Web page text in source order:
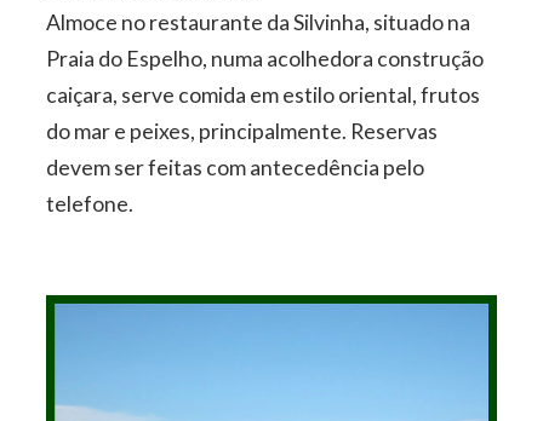
Almoce no restaurante da Silvinha, situado na
Praia do Espelho, numa acolhedora construção
caiçara, serve comida em estilo oriental, frutos
do mar e peixes, principalmente. Reservas
devem ser feitas com antecedência pelo
telefone.